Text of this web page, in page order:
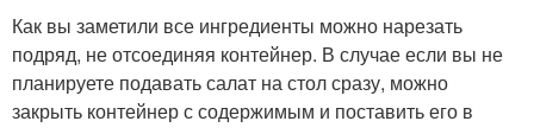
Как вы заметили все ингредиенты можно нарезать
подряд, не отсоединяя контейнер. В случае если вы не
планируете подавать салат на стол сразу, можно
закрыть контейнер с содержимым и поставить его в